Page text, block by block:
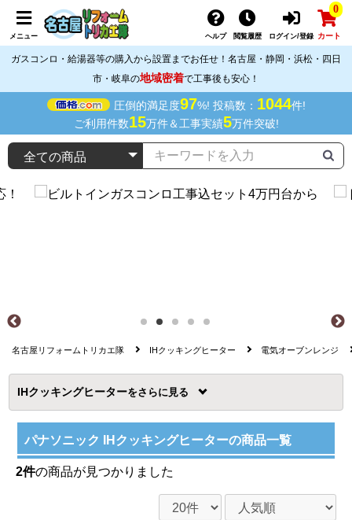
メニュー ヘルプ 閲覧履歴 ログイン/登録
0
カート
ガスコンロ・給湯器等の購入から設置までお任せ！名古屋・静岡・浜松・四日
市・岐阜の地域密着で工事後も安心！
圧倒的満足度97%! 投稿数： 1044件!
ご利用件数15万件＆工事実績5万件突破!
名古屋リフォームトリカエ隊 IHクッキングヒーター 電気オーブンレンジ
IHクッキングヒーターを
パナソニック IHクッキングヒーターの商品一覧
2件の商品が見つかりました